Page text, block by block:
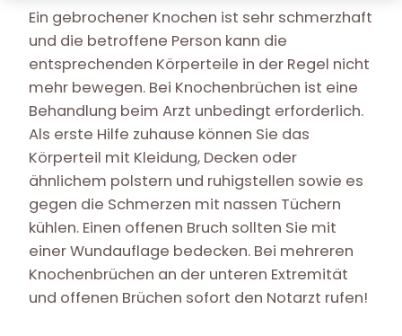
Ein gebrochener Knochen ist sehr schmerzhaft
und die betroffene Person kann die
entsprechenden Körperteile in der Regel nicht
mehr bewegen. Bei Knochenbrüchen ist eine
Behandlung beim Arzt unbedingt erforderlich.
Als erste Hilfe zuhause können Sie das
Körperteil mit Kleidung, Decken oder
ähnlichem polstern und ruhigstellen sowie es
gegen die Schmerzen mit nassen Tüchern
kühlen. Einen offenen Bruch sollten Sie mit
einer Wundauflage bedecken. Bei mehreren
Knochenbrüchen an der unteren Extremität
und offenen Brüchen sofort den Notarzt rufen!